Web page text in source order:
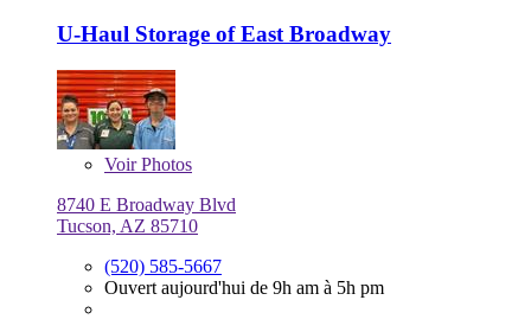
U-Haul Storage of East Broadway
VoirPhotos
8740 E Broadway Blvd
Tucson, AZ 85710
(520) 585-5667
Ouvert aujourd'hui de 9h am à 5h pm